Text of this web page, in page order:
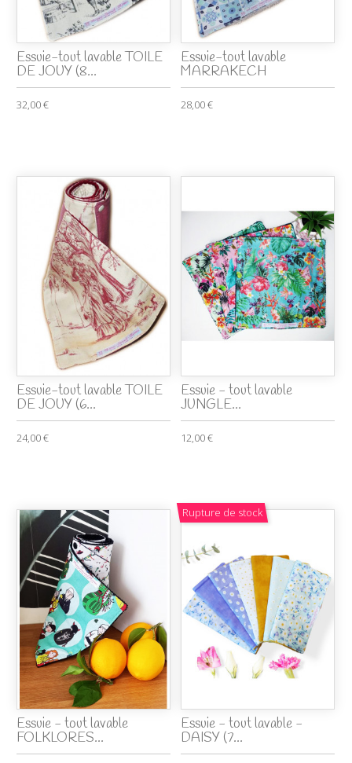
Essuie-tout lavable TOILE
DE JOUY (8...
32,00 €
Essuie-tout lavable
MARRAKECH
28,00 €
Essuie-tout lavable TOILE
DE JOUY (6...
24,00 €
Essuie - tout lavable
JUNGLE...
12,00 €
Essuie - tout lavable
FOLKLORES...
Rupture de stock
Essuie - tout lavable -
DAISY (7...